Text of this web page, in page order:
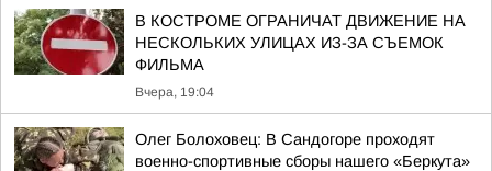
В КОСТРОМЕ ОГРАНИЧАТ ДВИЖЕНИЕ НА
НЕСКОЛЬКИХ УЛИЦАХ ИЗ-ЗА СЪЕМОК
ФИЛЬМА
Вчера, 19:04
Олег Болоховец: В Сандогоре проходят
военно-спортивные сборы нашего «Беркута»